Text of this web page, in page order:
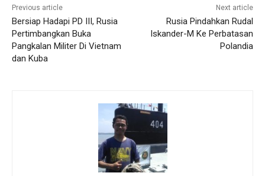
Previous article
Bersiap Hadapi PD III, Rusia
Pertimbangkan Buka
Pangkalan Militer Di Vietnam
dan Kuba
Next article
Rusia Pindahkan Rudal
Iskander-M Ke Perbatasan
Polandia